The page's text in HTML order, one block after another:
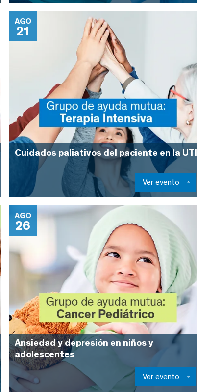
AGO
21
Cuidados paliativos del paciente en la UTI
Ver evento
AGO
26
Ansiedad y depresión en niños y
adolescentes
Ver evento